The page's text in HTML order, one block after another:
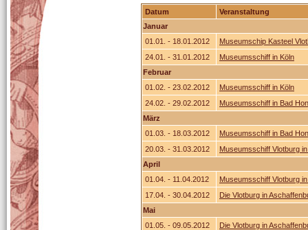
Datum
Veranstaltung
Januar
01.01. - 18.01.2012
Museumschip Kasteel
24.01. - 31.01.2012
Museumsschiff in Köln
Februar
01.02. - 23.02.2012
Museumsschiff in Köln
24.02. - 29.02.2012
Museumsschiff in Bad
März
01.03. - 18.03.2012
Museumsschiff in Bad
20.03. - 31.03.2012
Museumsschiff Vlotburg
April
01.04. - 11.04.2012
Museumsschiff Vlotburg
17.04. - 30.04.2012
Die Vlotburg in
Mai
01.05. - 09.05.2012
Die Vlotburg in